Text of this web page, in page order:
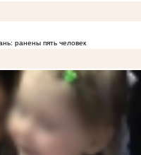
ранены пять человек